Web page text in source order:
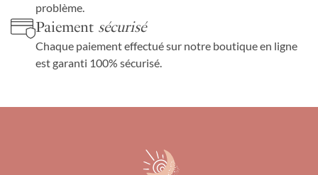
problème.
Paiement sécurisé
Chaque paiement effectué sur notre boutique en ligne
est garanti 100% sécurisé.